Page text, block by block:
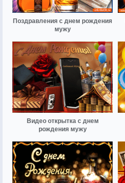
Поздравления с днем рождения
мужу
Видео открытка с днем
рождения мужу